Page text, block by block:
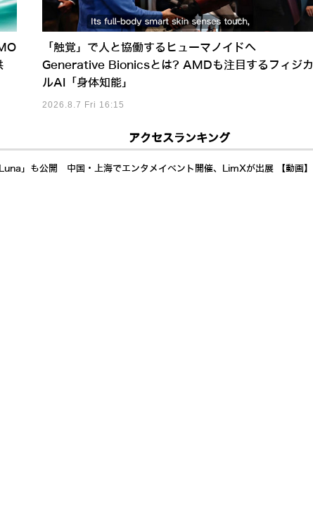
「触覚」で人と協働するヒューマノイドへ
Generative Bionicsとは? AMDも注目するフィジカ
ルAI「身体知能」
2026.8.7 Fri 16:15
アクセスランキング
」も公開 中国・上海でエンタメイベント開催、LimXが出展 【動画】